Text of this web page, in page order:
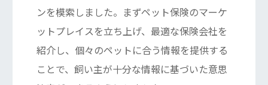
ンを模索しました。まずペット保険のマーケ
ットプレイスを立ち上げ、最適な保険会社を
紹介し、個々のペットに合う情報を提供する
ことで、飼い主が十分な情報に基づいた意思